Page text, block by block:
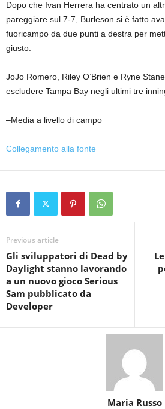
Dopo che Ivan Herrera ha centrato un
pareggiare sul 7-7, Burleson si è fatto
fuoricampo da due punti a destra per
giusto.
JoJo Romero, Riley O’Brien e Ryne
escludere Tampa Bay negli ultimi tre
–Media a livello di campo
Collegamento alla fonte
Previous article
Gli sviluppatori di Dead by
Daylight stanno lavorando
a un nuovo gioco Serious
Sam pubblicato da
Developer
Maria Russo